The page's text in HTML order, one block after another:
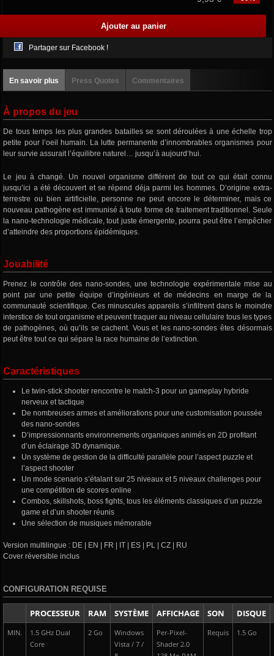
Partager sur Facebook !
En savoir plus Press Quotes Commentaires
À propos du jeu
De tous temps les plus grandes batailles se sont déroulées à une échelle trop
petite pour l’oeil humain. La lutte permanente d’innombrables organismes pour
leur survie assurait l’équilibre naturel… jusqu’à aujourd‘hui.
Le jeu à changé. Un nouvel organisme différent de tout ce qui était connu
jusqu’ici a été découvert et se répend déja parmi les hommes. D’origine extra-
terrestre ou bien artificielle, personne ne peut encore le déterminer, mais ce
nouveau pathogène est immunisé à toute forme de traitement traditionnel. Seule
la nano-technologie médicale, tout juste émergente, pourra peut être l’empêcher
d’atteindre des proportions épidémiques.
Jouabilité
Prenez le contrôle des nano-sondes, une technologie expérimentale mise au
point par une petite équipe d’ingénieurs et de médecins en marge de la
communauté scientifique. Ces minuscules appareils s’infiltrent dans le moindre
interstice de tout organisme et peuvent traquer au niveau cellulaire tous les types
de pathogènes, où qu’ils se cachent. Vous et les nano-sondes êtes désormais
peut être tout ce qui sépare la race humaine de l’extinction.
Caractéristiques
Le twin-stick shooter rencontre le match-3 pour un gameplay hybride
nerveux et tactique
De nombreuses armes et améliorations pour une customisation poussée
des nano-sondes
D’impressionnants environnements organiques animés en 2D profitant
d’un éclairage 3D dynamique.
Un système de gestion de la difficulté parallèle pour l’aspect puzzle et
l’aspect shooter
Un mode scenario s’étalant sur 25 niveaux et 5 niveaux challenges pour
une compétition de scores online
Combos, skillshots, boss fights, tous les éléments classiques d’un puzzle
game et d’un shooter réunis
Une sélection de musiques mémorable
Version multilingue : DE | EN | FR | IT | ES | PL | CZ | RU
Cover réversible inclus
CONFIGURATION REQUISE
PROCESSEUR RAM SYSTÈME AFFICHAGE SON DISQUE
MIN.
1.5 GHz Dual
Core
2 Go
Windows
Vista / 7 /
Per-Pixel-
Shader 2.0
Requis 1.5 Go